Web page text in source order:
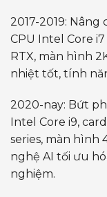
2017-2019:
CPU Intel Core
RTX, màn hình
nhiệt tốt, tính
2020-nay: Bứt
Intel Core i9,
series, màn hình
nghệ AI tối ưu
nghiệm.